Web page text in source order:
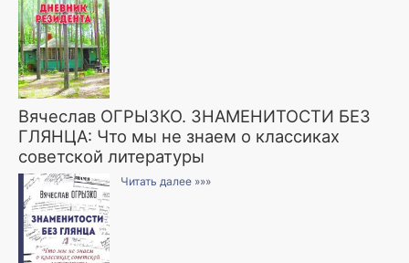
Вячеслав ОГРЫЗКО. ЗНАМЕНИТОСТИ БЕЗ
ГЛЯНЦА: Что мы не знаем о классиках
советской литературы
Читать далее »»»